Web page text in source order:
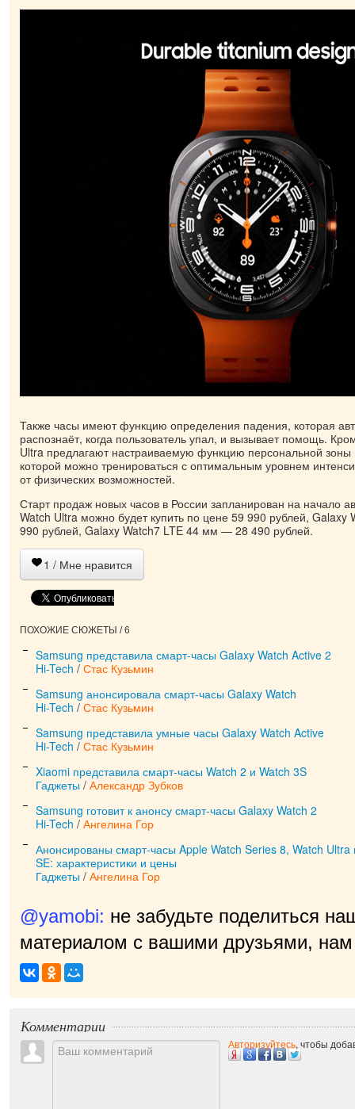
Также часы имеют функцию определения падения, которая
распознаёт, когда пользователь упал, и вызывает помощь.
Ultra предлагают настраиваемую функцию персональной зоны
которой можно тренироваться с оптимальным уровнем
от физических возможностей.
Старт продаж новых часов в России запланирован на начало
Watch Ultra можно будет купить по цене 59 990 рублей,
990 рублей, Galaxy Watch7 LTE 44 мм — 28 490 рублей.
1 / Мне нравится
ПОХОЖИЕ СЮЖЕТЫ / 6
Samsung представила смарт-часы Galaxy Watch Active 2
Hi-Tech / Стас Кузьмин
Samsung анонсировала смарт-часы Galaxy Watch
Hi-Tech / Стас Кузьмин
Samsung представила умные часы Galaxy Watch Active
Hi-Tech / Стас Кузьмин
Xiaomi представила смарт-часы Watch 2 и Watch 3S
Гаджеты / Александр Зубков
Samsung готовит к анонсу смарт-часы Galaxy Watch 2
Hi-Tech / Ангелина Гор
Анонсированы смарт-часы Apple Watch Series 8, Watch
SE: характеристики и цены
Гаджеты / Ангелина Гор
@yamobi: не забудьте поделиться
материалом с вашими друзьями, нам
приятно!
Комментарии